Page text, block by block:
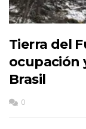
Tierra del
ocupación
Brasil
0